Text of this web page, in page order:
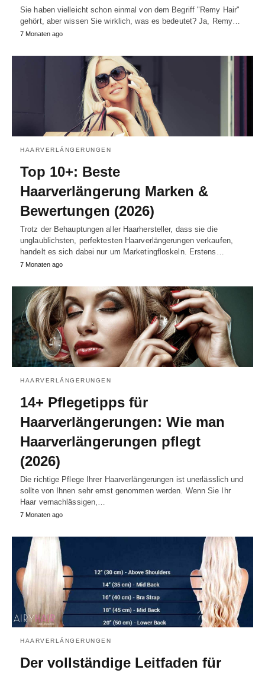
Sie haben vielleicht schon einmal von dem Begriff "Remy Hair"
gehört, aber wissen Sie wirklich, was es bedeutet? Ja, Remy…
7 Monaten ago
HAARVERLÄNGERUNGEN
Top 10+: Beste
Haarverlängerung Marken &
Bewertungen (2026)
Trotz der Behauptungen aller Haarhersteller, dass sie die
unglaublichsten, perfektesten Haarverlängerungen verkaufen,
handelt es sich dabei nur um Marketingfloskeln. Erstens…
7 Monaten ago
HAARVERLÄNGERUNGEN
14+ Pflegetipps für
Haarverlängerungen: Wie man
Haarverlängerungen pflegt
(2026)
Die richtige Pflege Ihrer Haarverlängerungen ist unerlässlich und
sollte von Ihnen sehr ernst genommen werden. Wenn Sie Ihr
Haar vernachlässigen,…
7 Monaten ago
HAARVERLÄNGERUNGEN
Der vollständige Leitfaden für